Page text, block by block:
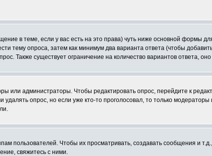
в теме, если у вас есть на это права) чуть ниже основной формы
тему опроса, затем как минимум два варианта ответа (чтобы
Также существует ограничение на количество вариантов ответа,
или администраторы. Чтобы редактировать опрос, перейдите к
удалять опрос, но если уже кто-то проголосовал, то только
пользователей. Чтобы их просматривать, создавать сообщения и
свяжитесь с ними.